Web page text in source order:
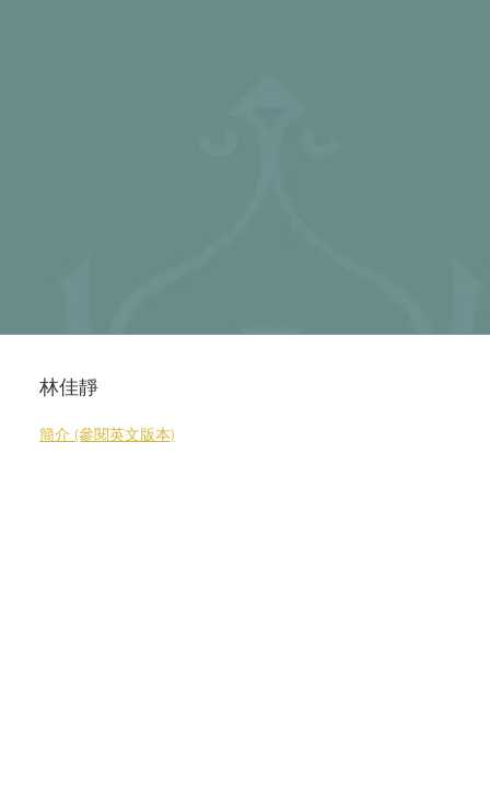
簡介 (參閱英文版本)
林佳靜